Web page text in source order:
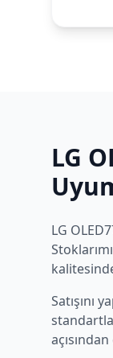
LG
LG
Satışını